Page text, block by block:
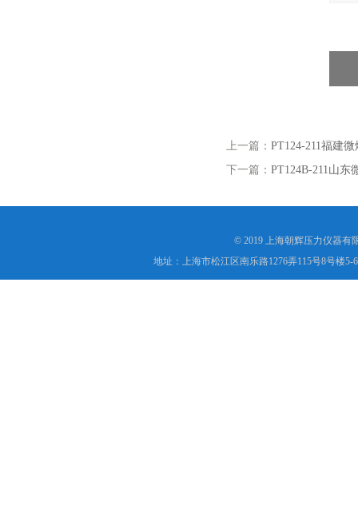
上一篇： PT124-211福建
下一篇： PT124B-211山东
© 2019 上海朝辉压力仪器有
地址：上海市松江区南乐路1276弄115号8号楼5-